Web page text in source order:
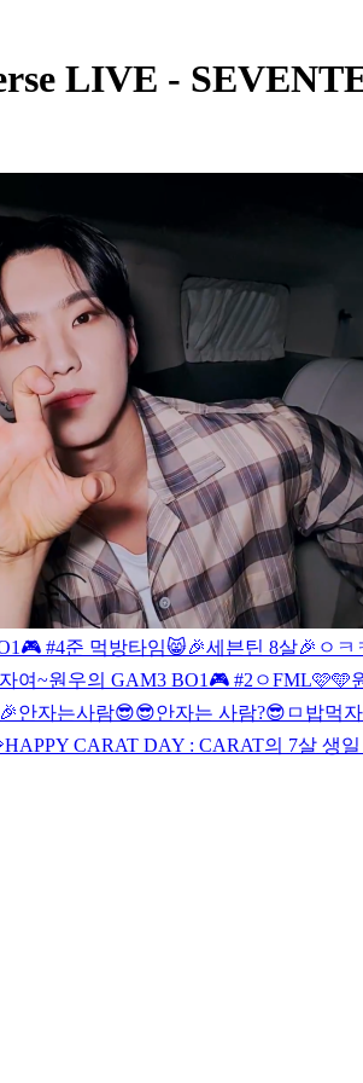
LIVE -
#4준 먹방타임😸🎉세븐틴 8살🎉 ㅇ ㅋ
여~원우의 GAM3 BO1🎮 #2 ㅇFML🩷🩵
안자는사람😎😎안자는 사람?😎 ㅁ 밥먹
CARAT DAY : CARAT의 7살 생